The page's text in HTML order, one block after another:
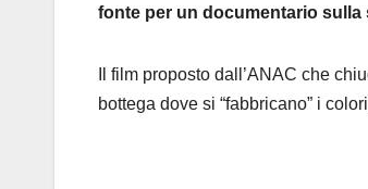
fonte per un documentario sulla
Il film proposto dall’ANAC che
bottega dove si “fabbricano” i